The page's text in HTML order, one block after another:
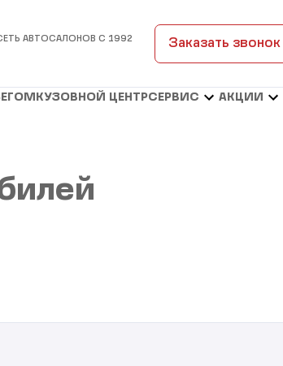
АВТОСАЛОНОВ С 1992
Заказать звонок
КУЗОВНОЙ ЦЕНТРСЕРВИС АКЦИИ